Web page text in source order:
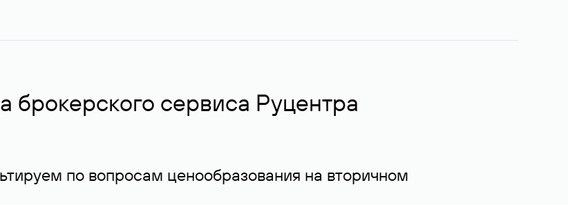
брокерского сервиса Руцентра
по вопросам ценообразования на вторичном